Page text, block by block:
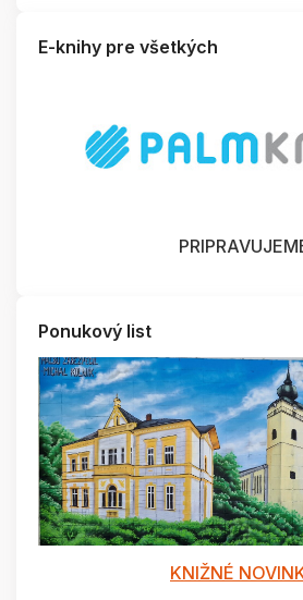
E-knihy pre všetkých
Ponukový list
KNIŽNÉ